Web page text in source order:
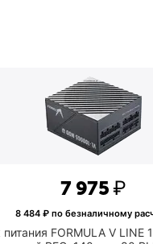
питания FORMULA V LINE
7 975₽
8 484 ₽ по безналичному